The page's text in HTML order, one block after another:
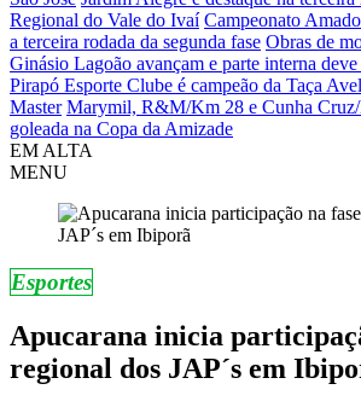
Regional do Vale do Ivaí Campeonato
a terceira rodada da segunda fase Obras de
Ginásio Lagoão avançam e parte interna
Pirapó Esporte Clube é campeão da Taça
Master Marymil, R&M/Km 28 e Cunha
goleada na Copa da Amizade
EM ALTA
MENU
Esportes
Apucarana inicia
regional dos JAP´s em